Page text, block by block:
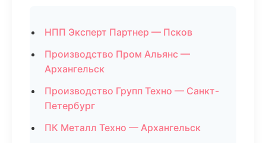
НПП Эксперт Партнер — Псков
Производство Пром Альянс —
Архангельск
Производство Групп Техно — Санкт-
Петербург
ПК Металл Техно — Архангельск